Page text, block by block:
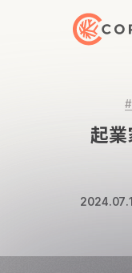
トップペー
#
起業